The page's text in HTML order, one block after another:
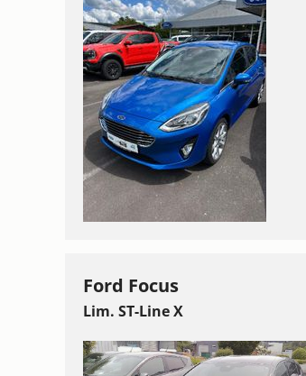
Ford Focus
Lim. ST-Line X